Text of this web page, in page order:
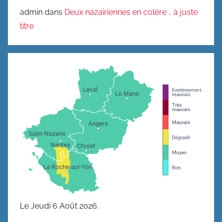
admin dans Deux nazairiennes en colère .. à juste
titre
Le Jeudi 6 Août 2026.